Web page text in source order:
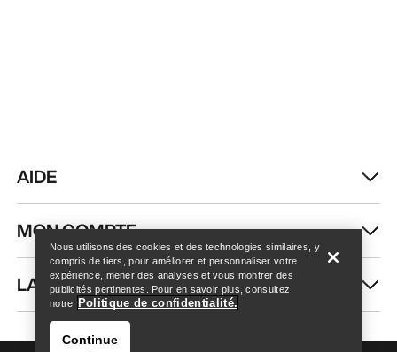
Help
Nous utilisons des cookies et des technologies similaires, y
compris de tiers, pour améliorer et personnaliser votre
expérience, mener des analyses et vous montrer des
publicités pertinentes. Pour en savoir plus, consultez
notre
Politique de confidentialité.
Continue